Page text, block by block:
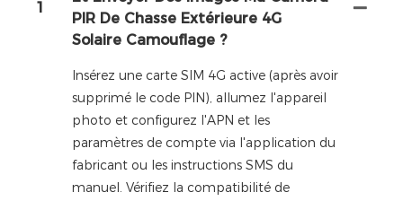
1
PIR De Chasse Extérieure 4G
Solaire Camouflage ?
Insérez une carte SIM 4G active (après avoir
supprimé le code PIN), allumez l'appareil
photo et configurez l'APN et les
paramètres de compte via l'application du
fabricant ou les instructions SMS du
manuel. Vérifiez la compatibilité de